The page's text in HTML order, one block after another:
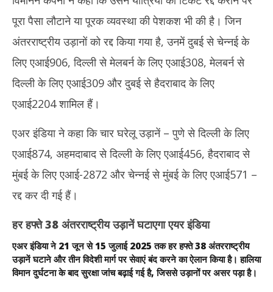
Air India ने रद्द कीं 8 उड़ानें, दिल्ली से दुबई और मेलबर्न तक यात्री होंगे परेशान
June
20,
2025
पूरा पैसा लौटाने या पूरक व्यवस्था की पेशकश भी की है। जिन
अंतरराष्ट्रीय उड़ानों को रद्द किया गया है, उनमें दुबई से चेन्नई के
लिए एआई906, दिल्ली से मेलबर्न के लिए एआई308, मेलबर्न से
दिल्ली के लिए एआई309 और दुबई से हैदराबाद के लिए
एआई2204 शामिल हैं।
एअर इंडिया ने कहा कि चार घरेलू उड़ानें – पुणे से दिल्ली के लिए
एआई874, अहमदाबाद से दिल्ली के लिए एआई456, हैदराबाद से
मुंबई के लिए एआई-2872 और चेन्नई से मुंबई के लिए एआई571 –
रद्द कर दी गई हैं।
हर हफ्ते 38 अंतरराष्ट्रीय उड़ानें घटाएगा एयर इंडिया
एअर इंडिया ने 21 जून से 15 जुलाई 2025 तक हर हफ्ते 38 अंतरराष्ट्रीय
उड़ानें घटाने और तीन विदेशी मार्ग पर सेवाएं बंद करने का ऐलान किया है। हालिया
विमान दुर्घटना के बाद सुरक्षा जांच बढ़ाई गई है, जिससे उड़ानों पर असर पड़ा है।